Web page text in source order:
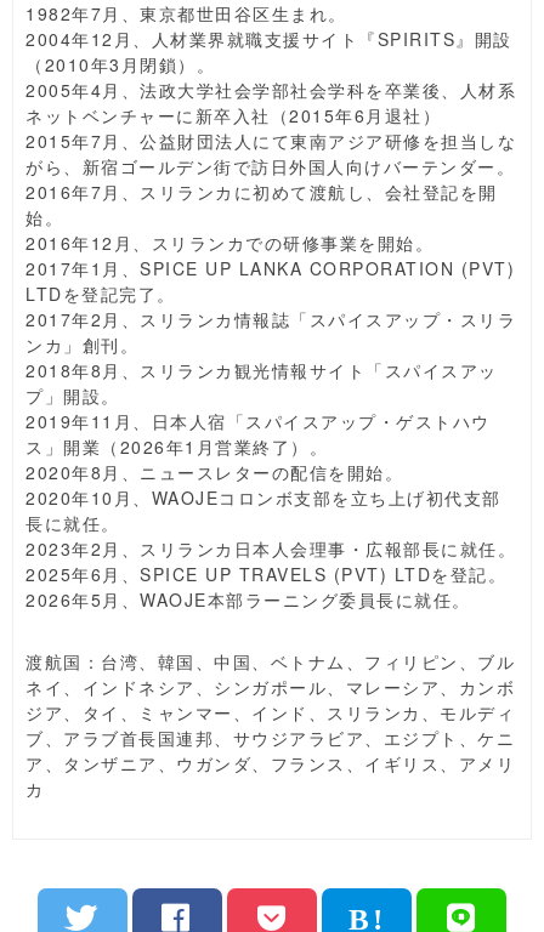
1982年7月、東京都世田谷区生まれ。
2004年12月、人材業界就職支援サイト『SPIRITS』開設
（2010年3月閉鎖）。
2005年4月、法政大学社会学部社会学科を卒業後、人材系
ネットベンチャーに新卒入社（2015年6月退社）
2015年7月、公益財団法人にて東南アジア研修を担当しな
がら、新宿ゴールデン街で訪日外国人向けバーテンダー。
2016年7月、スリランカに初めて渡航し、会社登記を開
始。
2016年12月、スリランカでの研修事業を開始。
2017年1月、SPICE UP LANKA CORPORATION (PVT)
LTDを登記完了。
2017年2月、スリランカ情報誌「スパイスアップ・スリラ
ンカ」創刊。
2018年8月、スリランカ観光情報サイト「スパイスアッ
プ」開設。
2019年11月、日本人宿「スパイスアップ・ゲストハウ
ス」開業（2026年1月営業終了）。
2020年8月、ニュースレターの配信を開始。
2020年10月、WAOJEコロンボ支部を立ち上げ初代支部
長に就任。
2023年2月、スリランカ日本人会理事・広報部長に就任。
2025年6月、SPICE UP TRAVELS (PVT) LTDを登記。
2026年5月、WAOJE本部ラーニング委員長に就任。
渡航国：台湾、韓国、中国、ベトナム、フィリピン、ブル
ネイ、インドネシア、シンガポール、マレーシア、カンボ
ジア、タイ、ミャンマー、インド、スリランカ、モルディ
ブ、アラブ首長国連邦、サウジアラビア、エジプト、ケニ
ア、タンザニア、ウガンダ、フランス、イギリス、アメリ
カ